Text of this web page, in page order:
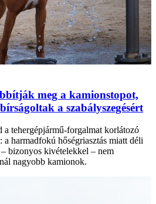
meg a kamionstopot,
a szabályszegésért
a tehergépjármű-forgalmat korlátozó
a harmadfokú hőségriasztás miatt déli
bizonyos kivételekkel – nem
nagyobb kamionok.